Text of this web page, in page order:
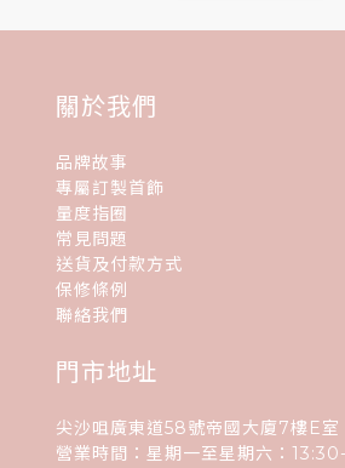
關於我們
品牌故事
專屬訂製首飾
量度指圈
常見問題
送貨及付款方式
保修條例
聯絡我們
門市地址
尖沙咀廣東道58號帝國大廈7樓E室
營業時間：星期一至星期六：